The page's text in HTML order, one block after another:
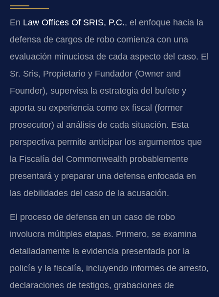
En Law Offices Of SRIS, P.C., el enfoque hacia la
defensa de cargos de robo comienza con una
evaluación minuciosa de cada aspecto del caso. El
Sr. Sris, Propietario y Fundador (Owner and
Founder), supervisa la estrategia del bufete y
aporta su experiencia como ex fiscal (former
prosecutor) al análisis de cada situación. Esta
perspectiva permite anticipar los argumentos que
la Fiscalía del Commonwealth probablemente
presentará y preparar una defensa enfocada en
las debilidades del caso de la acusación.
El proceso de defensa en un caso de robo
involucra múltiples etapas. Primero, se examina
detalladamente la evidencia presentada por la
policía y la fiscalía, incluyendo informes de arresto,
declaraciones de testigos, grabaciones de